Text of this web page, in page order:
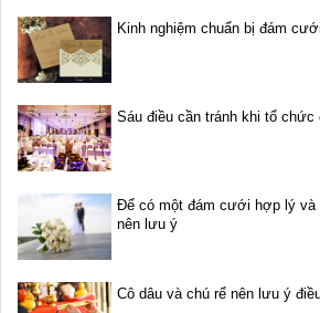
Kinh nghiệm chuẩn bị đám
Sáu điều cần tránh khi tổ
Để có một đám cưới hợp lý và
nên lưu ý
Cô dâu và chú rể nên lưu ý